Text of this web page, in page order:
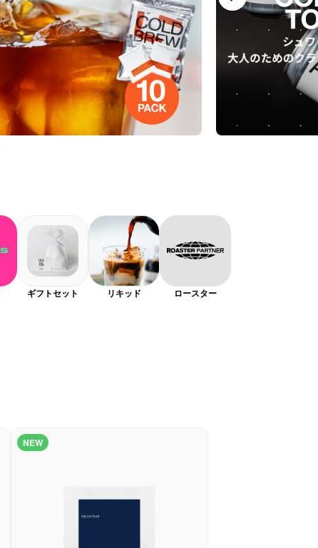
ギフトセット リキッド ロースター
NEW